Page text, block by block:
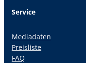
Service
Mediadaten
Preisliste
FAQ